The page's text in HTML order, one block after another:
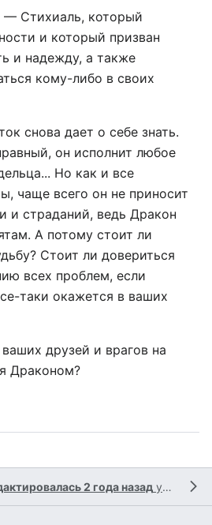
— Стихиаль, который
и который призван
и надежду, а также
кому-либо в своих
снова дает о себе знать.
он исполнит любое
Но как и все
чаще всего он не приносит
и страданий, ведь Дракон
А потому стоит ли
Стоит ли довериться
всех проблем, если
таки окажется в ваших
друзей и врагов на
Драконом?
2 года назад участницей